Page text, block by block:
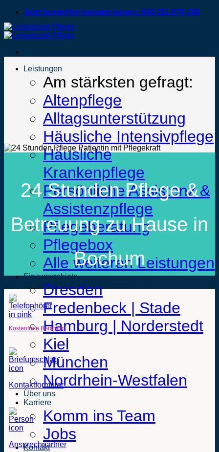
Zum
springen
Jetzt kostenfrei beraten lassen: 040 211 079 290
Leistungen
Am stärksten gefragt:
Altenpflege
Alltagsunterstützung
Häusliche Intensivpflege
Häusliche
Krankenpflege
Persönliche Assistenz &
Assistenzpflege
Pflegeberatung
Pflegebox
Alle weiteren Leistungen
Einzugsgebiete
Dresden
Fredenbeck | Stade
Hamburg | Norderstedt
Kiel
München
Nordrhein-Westfalen
Über uns
Karriere
Komm ins Team
Jobs
Kontakt
24 Stunden Pflege &
Betreuung zu Hause in
Bochum
Kostenfreie Beratung
Kontaktformular
Ansprechpartner